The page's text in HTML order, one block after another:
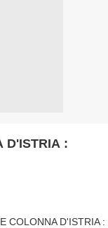
D'ISTRIA :